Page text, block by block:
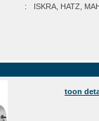
: ISKRA, HATZ,
toon